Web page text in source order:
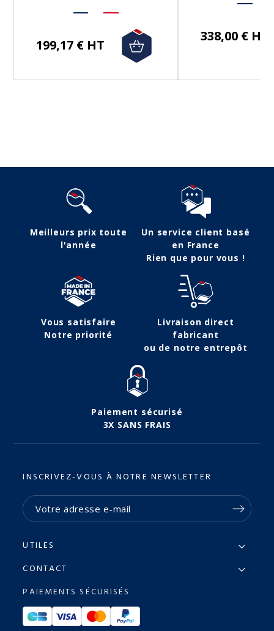
199,17 € HT
338,00 € HT
Meilleurs prix toute
l'année
Un service client basé
en France
Rien que pour vous !
Vous satisfaire
Notre priorité
Livraison direct
fabricant
ou de notre entrepôt
Paiement sécurisé
3X SANS FRAIS
INSCRIVEZ-VOUS À NOTRE NEWSLETTER
UTILES
CONTACT
PAIEMENTS SÉCURISÉS